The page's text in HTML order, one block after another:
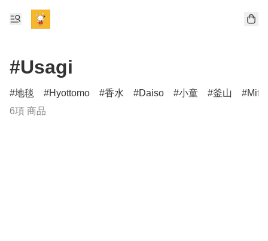
#Usagi
地毯 Hyottomo 香水 Daiso 小童 釜山
6項 商品